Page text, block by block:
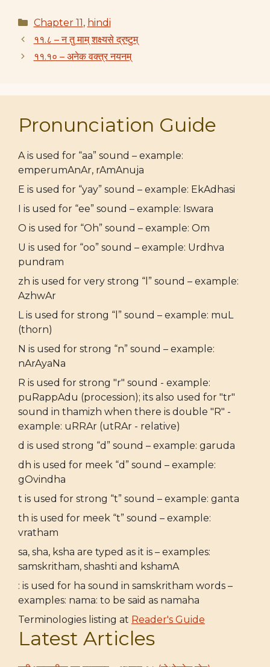
Categories
Chapter 11, hindi
११.८ – न तु माम् शक्ष्यसे द्रष्टुम्
११.१० – अनेक वक्त्र नयनम्
Pronunciation Guide
A is used for “aa” sound – example:
emperumAnAr, rAmAnuja
E is used for “yay” sound – example: EkAdhasi
I is used for “ee” sound – example: Iswara
O is used for “Oh” sound – example: Om
U is used for “oo” sound – example: Urdhva
pundram
zh is used for very strong “l” sound – example:
AzhwAr
L is used for strong “l” sound – example: muL
(thorn)
N is used for strong “n” sound – example:
nArAyaNa
R is used for strong "r" sound - example:
puRappAdu (procession); its also used for "tr"
sound in thamizh when there is double "R" -
example: uRRAr (utRAr - relative)
d is used strong “d” sound – example: garuda
dh is used for meek “d” sound – example:
gOvindha
t is used for strong “t” sound – example: ganta
th is used for meek “t” sound – example:
vratham
sa, sha, ksha are typed as it is – examples:
samskritham, shashti and kshamA
: is used for ha sound in samskritham words –
examples: nama: to be said as namaha
Terminologies listing at Reader's Guide
Latest Articles